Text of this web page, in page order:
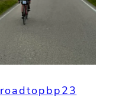
roadtopbp23